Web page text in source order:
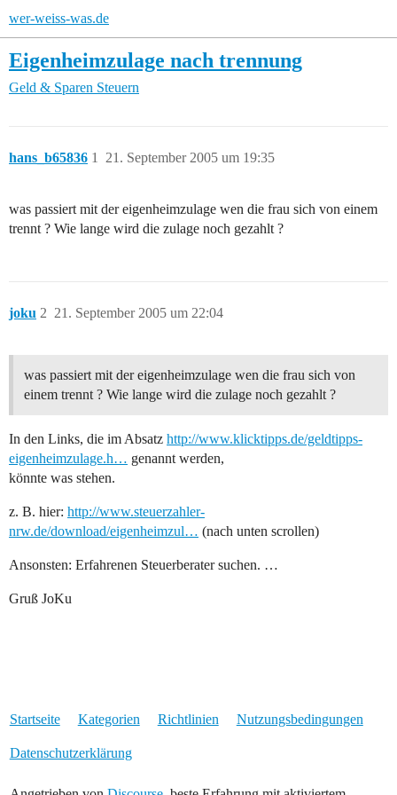
wer-weiss-was.de
Eigenheimzulage nach trennung
Geld & Sparen Steuern
hans_b65836 21. September 2005 um 19:35
1
was passiert mit der eigenheimzulage wen die frau sich von einem
trennt ? Wie lange wird die zulage noch gezahlt ?
joku 21. September 2005 um 22:04
2
was passiert mit der eigenheimzulage wen die frau sich von
einem trennt ? Wie lange wird die zulage noch gezahlt ?
In den Links, die im Absatz http://www.klicktipps.de/geldtipps-
eigenheimzulage.h… genannt werden,
könnte was stehen.
z. B. hier: http://www.steuerzahler-
nrw.de/download/eigenheimzul… (nach unten scrollen)
Ansonsten: Erfahrenen Steuerberater suchen. …
Gruß JoKu
Startseite Kategorien Richtlinien Nutzungsbedingungen
Datenschutzerklärung